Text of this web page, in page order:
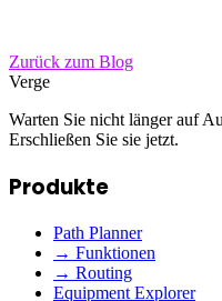
Zurück zum Blog
Verge
Warten Sie nicht länger auf
Erschließen Sie sie jetzt.
Produkte
Path Planner
→ Funktionen
→ Routing
Equipment Explorer